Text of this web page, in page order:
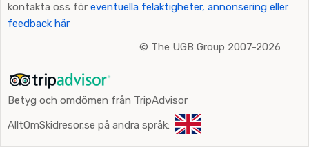
kontakta oss för eventuella felaktigheter, annonsering eller
feedback här
© The UGB Group 2007-2026
Betyg och omdömen från TripAdvisor
AlltOmSkidresor.se på andra språk: